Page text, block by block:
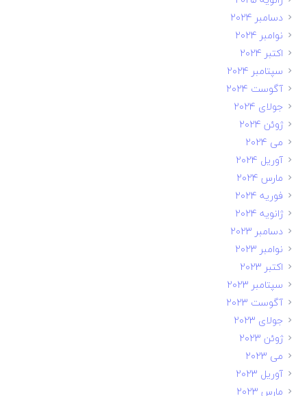
دسامبر 2024
نوامبر 2024
اکتبر 2024
سپتامبر 2024
آگوست 2024
جولای 2024
ژوئن 2024
می 2024
آوریل 2024
مارس 2024
فوریه 2024
ژانویه 2024
دسامبر 2023
نوامبر 2023
اکتبر 2023
سپتامبر 2023
آگوست 2023
جولای 2023
ژوئن 2023
می 2023
آوریل 2023
مارس 2023